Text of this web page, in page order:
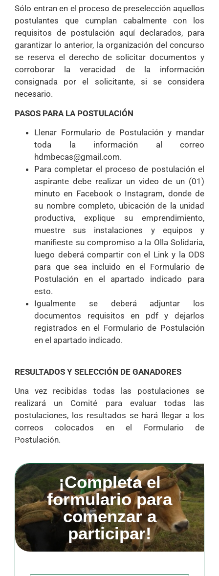
Sólo entran en el proceso de preselección aquellos
postulantes que cumplan cabalmente con los
requisitos de postulación aquí declarados, para
garantizar lo anterior, la organización del concurso
se reserva el derecho de solicitar documentos y
corroborar la veracidad de la información
consignada por el solicitante, si se considera
necesario.
PASOS PARA LA POSTULACIÓN
Llenar Formulario de Postulación y mandar
toda la información al correo
hdmbecas@gmail.com.
Para completar el proceso de postulación el
aspirante debe realizar un video de un (01)
minuto en Facebook o Instagram, donde de
su nombre completo, ubicación de la unidad
productiva, explique su emprendimiento,
muestre sus instalaciones y equipos y
manifieste su compromiso a la Olla Solidaria,
luego deberá compartir con el Link y la ODS
para que sea incluido en el Formulario de
Postulación en el apartado indicado para
esto.
Igualmente se deberá adjuntar los
documentos requisitos en pdf y dejarlos
registrados en el Formulario de Postulación
en el apartado indicado.
RESULTADOS Y SELECCIÓN DE GANADORES
Una vez recibidas todas las postulaciones se
realizará un Comité para evaluar todas las
postulaciones, los resultados se hará llegar a los
correos colocados en el Formulario de
Postulación.
¡Completa el
formulario para
comenzar a
participar!